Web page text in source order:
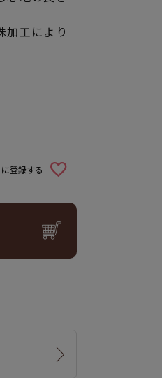
加工により
登録する